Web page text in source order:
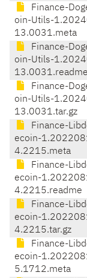
Finance-
oin-Utils-
13.0031.meta
Finance-
oin-Utils-
13.0031.readme
Finance-
oin-Utils-
13.0031.tar.gz
Finance-
ecoin-
4.2215.meta
Finance-
ecoin-
4.2215.readme
Finance-
ecoin-
4.2215.tar.gz
Finance-
ecoin-
5.1712.meta